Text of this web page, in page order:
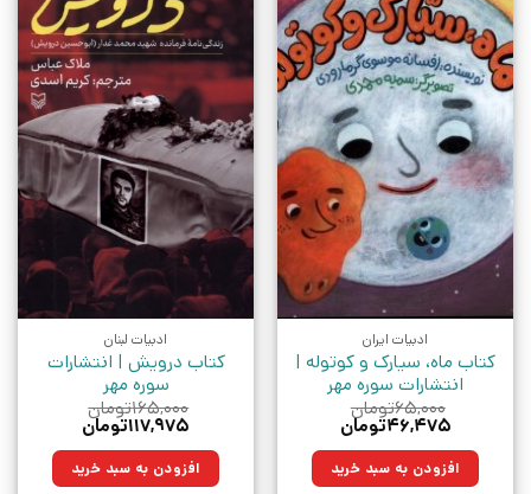
ادبیات ایران
کتاب ماه، سیارک و کوتوله |
انتشارات سوره مهر
۶۵,۰۰۰تومان
قیمت
۶۵,۰۰۰تومان
بود.
۴۶,۴۷۵تومان
۴۶,۴۷۵تومان.افزودن به سبد خرید
ادبیات لبنان
کتاب درویش | انتشارات
سوره مهر
۱۶۵,۰۰۰تومان
قیمت
۱۶۵,۰۰۰تومان
بود.
۱۱۷,۹۷۵تومان
۱۱۷,۹۷۵تومان.افزودن به سبد خرید